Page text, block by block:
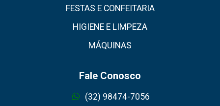
FESTAS E CONFEITARIA
HIGIENE E LIMPEZA
MÁQUINAS
Fale Conosco
(32) 98474-7056